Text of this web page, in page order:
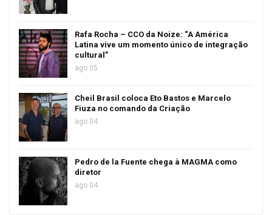
Rafa Rocha – CCO da Noize: “A América
Latina vive um momento único de integração
cultural”
ago 05
Cheil Brasil coloca Eto Bastos e Marcelo
Fiuza no comando da Criação
ago 04
Pedro de la Fuente chega à MAGMA como
diretor
ago 04